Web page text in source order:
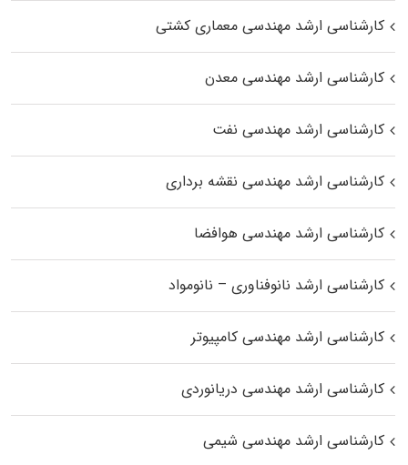
کارشناسی ارشد مهندسی معماری کشتی
کارشناسی ارشد مهندسی معدن
کارشناسی ارشد مهندسی نفت
کارشناسی ارشد مهندسی نقشه برداری
کارشناسی ارشد مهندسی هوافضا
کارشناسی ارشد نانوفناوری – نانومواد
کارشناسی ارشد مهندسی کامپیوتر
کارشناسی ارشد مهندسی دریانوردی
کارشناسی ارشد مهندسی شیمی